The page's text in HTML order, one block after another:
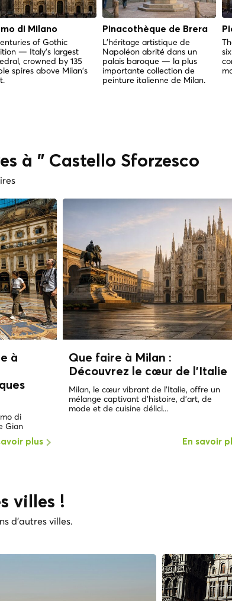
di Milano
of Gothic
— Italy's largest
crowned by 135
spires above Milan's
Pinacothèque de Brera
L'héritage artistique de
Napoléon abrité dans un
palais baroque — la plus
importante collection de
peinture italienne de Milan.
à " Castello Sforzesco
à
di
Gian
plus
Que faire à Milan :
Découvrez le cœur de l'Italie
Milan, le cœur vibrant de l'Italie, offre un
mélange captivant d'histoire, d'art, de
mode et de cuisine délici...
En savoir
villes !
d'autres villes.